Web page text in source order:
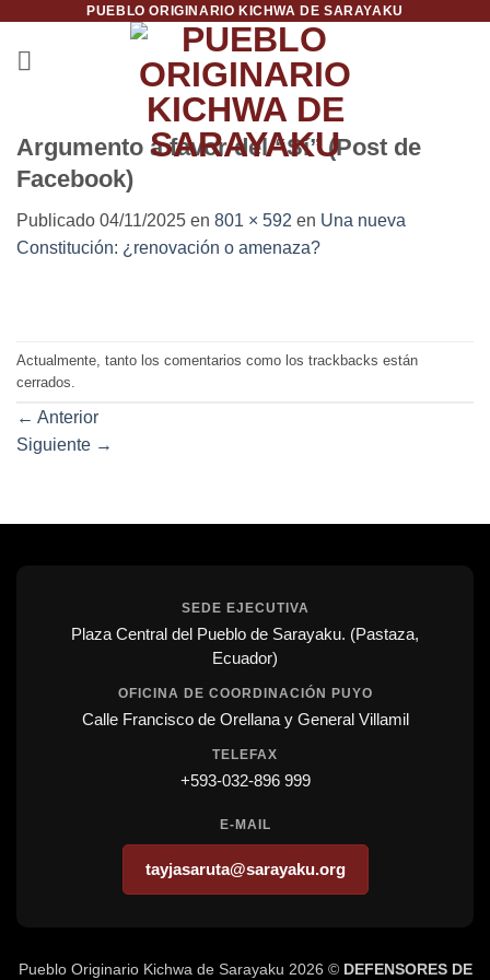
contenido
PUEBLO ORIGINARIO KICHWA DE SARAYAKU
Argumento a favor del “Sí” (Post de
Facebook)
Publicado 04/11/2025 en 801 × 592 en Una nueva
Constitución: ¿renovación o amenaza?
Actualmente, tanto los comentarios como los trackbacks están
cerrados.
← Anterior
Siguiente →
SEDE EJECUTIVA
Plaza Central del Pueblo de Sarayaku. (Pastaza,
Ecuador)
OFICINA DE COORDINACIÓN PUYO
Calle Francisco de Orellana y General Villamil
TELEFAX
+593-032-896 999
E-MAIL
tayjasaruta@sarayaku.org
Pueblo Originario Kichwa de Sarayaku 2026 © DEFENSORES DE